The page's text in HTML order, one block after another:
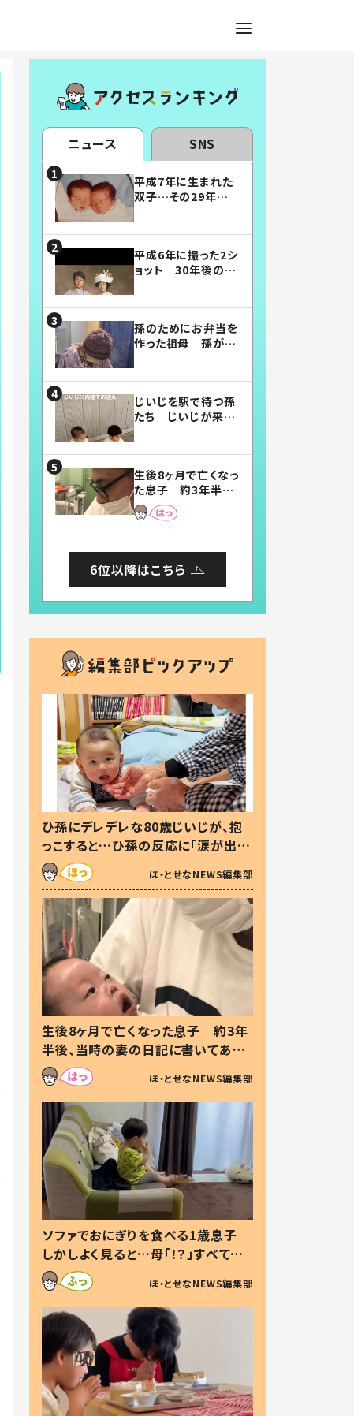
ニュース SNS
平成7年に生まれた
双子…その29年後
平成6年に撮った2シ
ョット 30年後の姿
孫のためにお弁当を
作った祖母 孫が絶
じいじを駅で待つ孫
たち じいじが来た
まらない」「幸せにな
れる」
生後8ヶ月で亡くなっ
た息子 約3年半
後、当時の妻の日記
に書いてあった本音
6位以降はこちら
ひ孫にデレデレな80歳じいじが、抱
っこすると…ひ孫の反応に「涙が出ま
した」「可愛くて仕方ない」
ほ・とせなNEWS編集部
生後8ヶ月で亡くなった息子 約3年
半後、当時の妻の日記に書いてあっ
た本音とは
ほ・とせなNEWS編集部
ソファでおにぎりを食べる1歳息子
しかしよく見ると…母「！？」すべてを
察した母の投稿に「可愛いから許
す！」「現行犯〜」
ほ・とせなNEWS編集部